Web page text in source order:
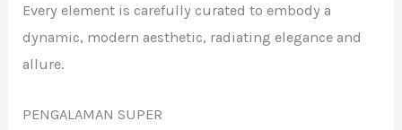
Every element is carefully curated to embody a
dynamic, modern aesthetic, radiating elegance and
allure.
PENGALAMAN SUPER